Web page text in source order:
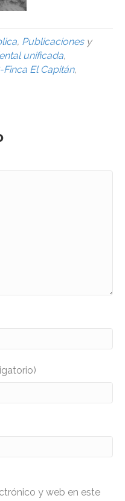
, Publicacionesy
unificada,
Finca El Capitán,
y web en este